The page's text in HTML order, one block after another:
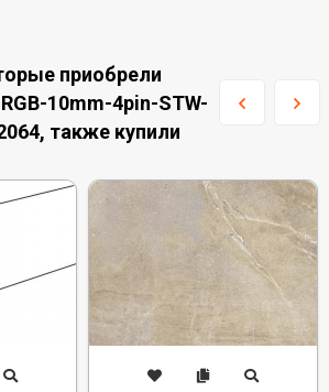
приобрели
10mm-4pin-STW-
также купили